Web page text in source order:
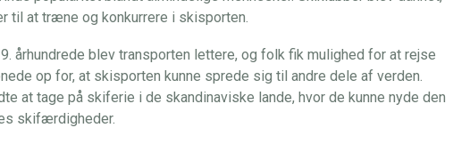
til at træne og konkurrere i skisporten.
århundrede blev transporten lettere, og folk fik mulighed for at rejse
op for, at skisporten kunne sprede sig til andre dele af verden.
at tage på skiferie i de skandinaviske lande, hvor de kunne nyde den
skifærdigheder.